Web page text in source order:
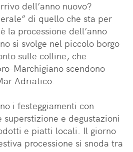
dell’anno nuovo?
di quello che sta per
la processione dell’anno
si svolge nel piccolo borgo
sulle colline, che
Marchigiano scendono
Adriatico.
i festeggiamenti con
e degustazioni
e piatti locali. Il giorno
processione si snoda tra